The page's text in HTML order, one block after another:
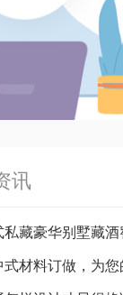
讯
藏豪华别墅藏
材料订做，为